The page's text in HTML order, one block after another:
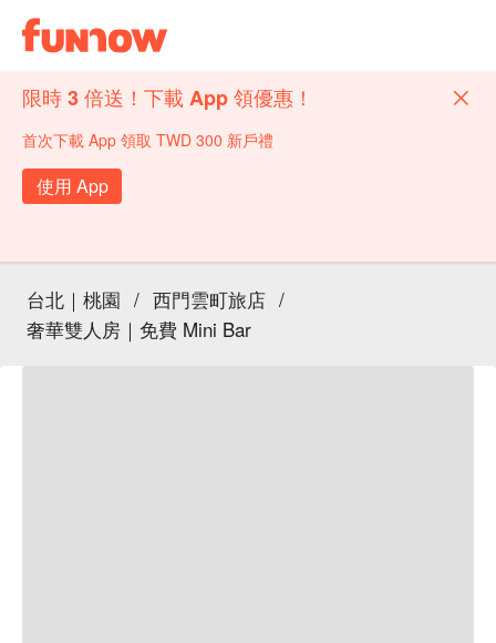
限時 3 倍送！下載 App 領優惠！
首次下載 App 領取 TWD 300 新戶禮
使用 App
台北｜桃園 / 西門雲町旅店 /
奢華雙人房｜免費 Mini Bar